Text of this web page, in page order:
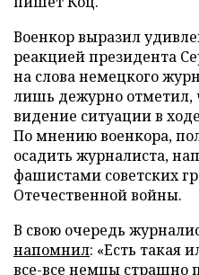
Военкор выразил
реакцией президента
на слова немецкого
лишь дежурно отметил,
видение ситуации в
По мнению военкора,
осадить журналиста,
фашистами советских
Отечественной войны.
В свою очередь
напомнил: «Есть такая
все-все немцы страшно